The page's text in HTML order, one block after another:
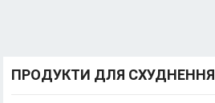
ПРОДУКТИ ДЛЯ СХУДНЕННЯ